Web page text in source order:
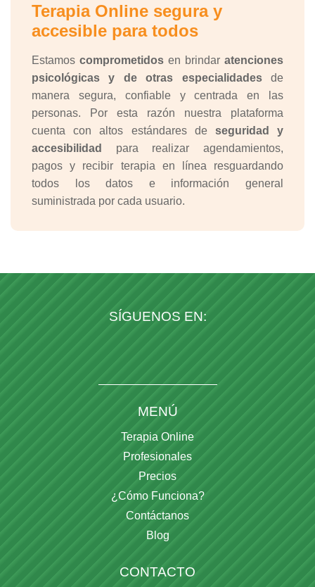
Terapia Online segura y
accesible para todos
Estamos comprometidos en brindar atenciones
psicológicas y de otras especialidadesde
manera segura, confiable y centrada en las
personas. Por esta razón nuestra plataforma
cuenta con altos estándares de seguridad y
accesibilidad
para realizar agendamientos,
pagos y recibir terapia en línea resguardando
todos los datos e información general
suministrada por cada usuario.
SÍGUENOS EN:
MENÚ
Terapia Online
Profesionales
Precios
¿Cómo Funciona?
Contáctanos
Blog
CONTACTO